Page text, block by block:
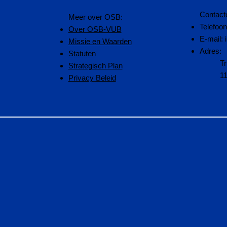
​Meer over OSB:
Over OSB-VUB
Missie en Waarden
Statuten
Strategisch Plan
Privacy Beleid
E-mail:
Adres: